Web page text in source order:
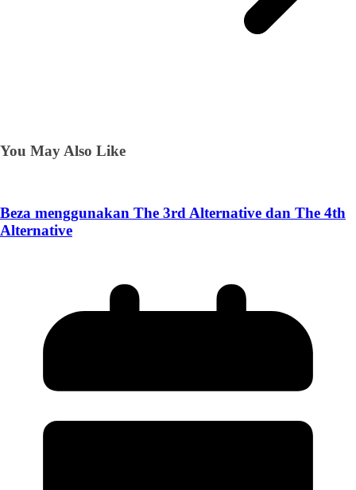
You May Also Like
Beza menggunakan The 3rd Alternative dan The 4th
Alternative